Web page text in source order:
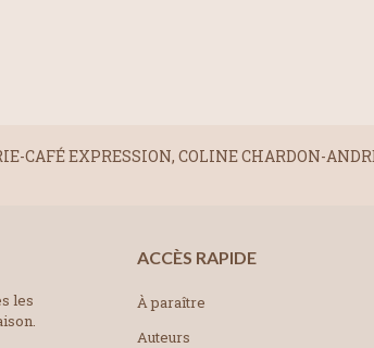
CAFÉ EXPRESSION, COLINE CHARDON-
les
ACCÈS RAPIDE
À paraître
Auteurs